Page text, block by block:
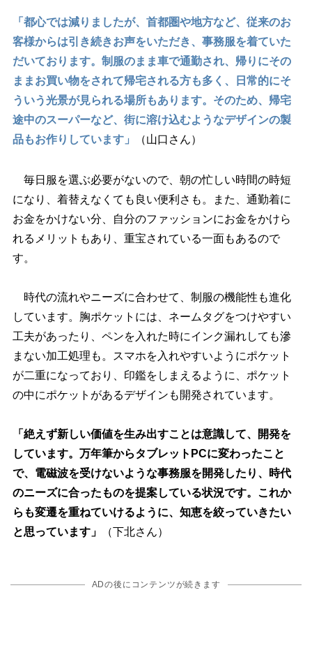
「都心では減りましたが、首都圏や地方など、従来のお
客様からは引き続きお声をいただき、事務服を着ていた
だいております。制服のまま車で通勤され、帰りにその
ままお買い物をされて帰宅される方も多く、日常的にそ
ういう光景が見られる場所もあります。そのため、帰宅
途中のスーパーなど、街に溶け込むようなデザインの製
品もお作りしています」
（山口さん）
毎日服を選ぶ必要がないので、朝の忙しい時間の時短
になり、着替えなくても良い便利さも。また、通勤着に
お金をかけない分、自分のファッションにお金をかけら
れるメリットもあり、重宝されている一面もあるので
す。
時代の流れやニーズに合わせて、制服の機能性も進化
しています。胸ポケットには、ネームタグをつけやすい
工夫があったり、ペンを入れた時にインク漏れしても滲
まない加工処理も。スマホを入れやすいようにポケット
が二重になっており、印鑑をしまえるように、ポケット
の中にポケットがあるデザインも開発されています。
「絶えず新しい価値を生み出すことは意識して、開発を
しています。万年筆からタブレットPCに変わったこと
で、電磁波を受けないような事務服を開発したり、時代
のニーズに合ったものを提案している状況です。これか
らも変遷を重ねていけるように、知恵を絞っていきたい
と思っています」
（下北さん）
ADの後にコンテンツが続きます